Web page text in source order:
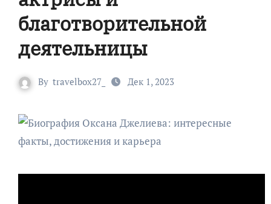
благотворительной
деятельницы
By travelbox27_ Дек 1, 2023